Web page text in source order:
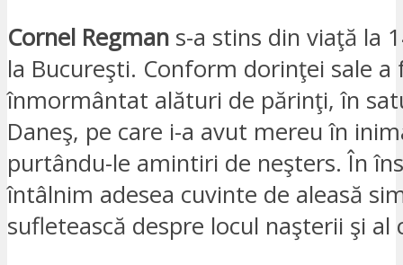
Cornel Regman s-a stins din viaţă la
la Bucureşti. Conform dorinţei sale a
înmormântat alături de părinţi, în
Daneş, pe care i-a avut mereu în
purtându-le amintiri de neşters. În
întâlnim adesea cuvinte de aleasă
sufletească despre locul naşterii şi al